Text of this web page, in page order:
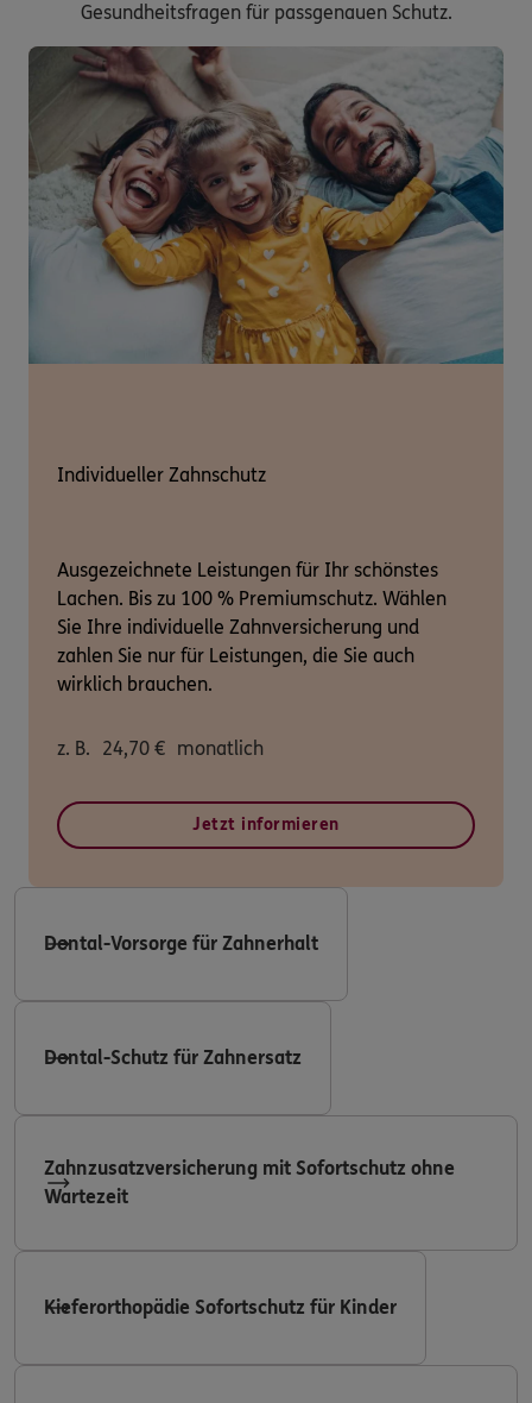
Gesundheitsfragen für passgenauen Schutz.
Individueller Zahnschutz
Ausgezeichnete Leistungen für Ihr schönstes
Lachen. Bis zu 100 % Premiumschutz. Wählen
Sie Ihre individuelle Zahnversicherung und
zahlen Sie nur für Leistungen, die Sie auch
wirklich brauchen.
z. B. 24,70 € monatlich
Jetzt informieren
Dental-Vorsorge für Zahnerhalt
Dental-Schutz für Zahnersatz
Zahnzusatzversicherung mit Sofortschutz ohne
Wartezeit
Kieferorthopädie Sofortschutz für Kinder